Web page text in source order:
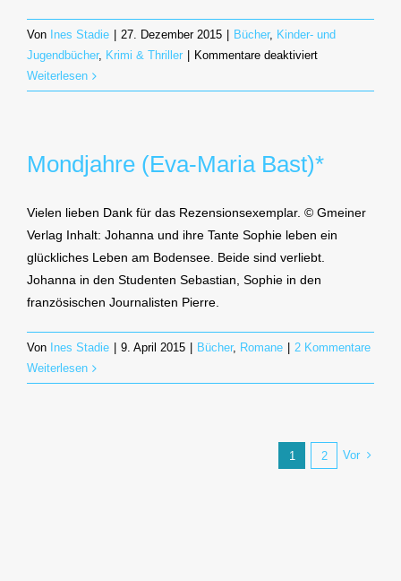
Von Ines Stadie 27. Dezember 2015 Bücher, Kinder- und
Jugendbücher, Krimi & Thriller Kommentare deaktiviertfür
und
die
(Daniel
Badraun)
Weiterlesen
Mondjahre (Eva-Maria Bast)*
Vielen lieben Dank für das Rezensionsexemplar. © Gmeiner
Verlag Inhalt: Johanna und ihre Tante Sophie leben ein
glückliches Leben am Bodensee. Beide sind verliebt.
Johanna in den Studenten Sebastian, Sophie in den
französischen Journalisten Pierre.
Von Ines Stadie 9. April 2015 Bücher, Romane
2 Kommentare
Weiterlesen
1 2 Vor